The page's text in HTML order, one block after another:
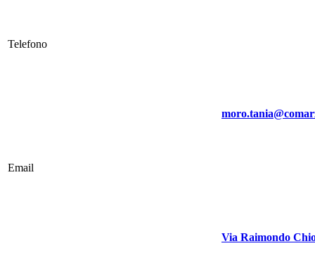
Telefono
Email
Via Raimondo